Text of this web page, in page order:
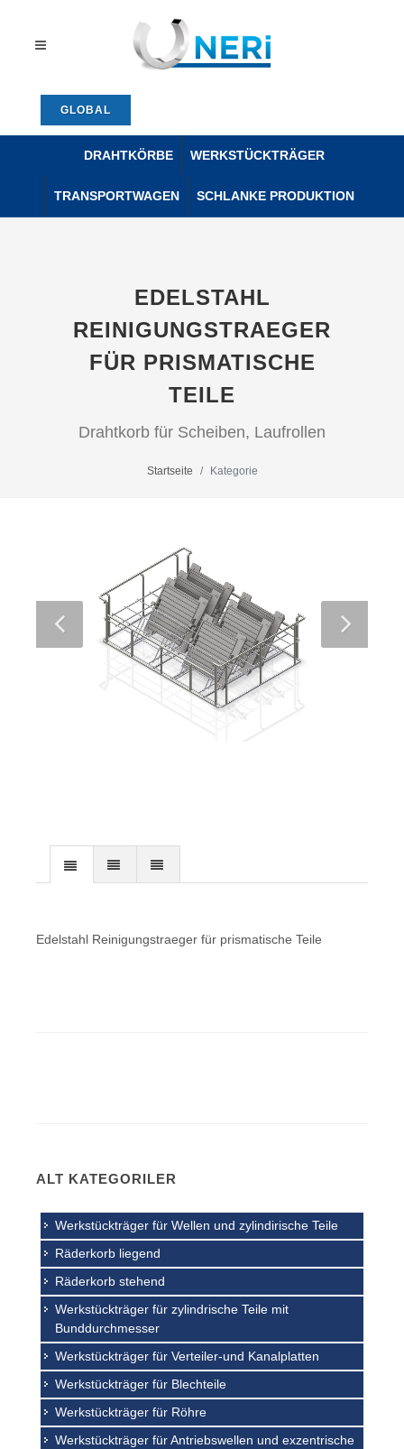
GLOBAL
DRAHTKÖRBE WERKSTÜCKTRÄGER
TRANSPORTWAGEN SCHLANKE PRODUKTION
EDELSTAHL
REINIGUNGSTRAEGER
FÜR PRISMATISCHE
TEILE
Drahtkorb für Scheiben, Laufrollen
Startseite Kategorie
Edelstahl Reinigungstraeger für prismatische Teile
ALT KATEGORILER
Werkstückträger für Wellen und zylindirische Teile
Räderkorb liegend
Räderkorb stehend
Werkstückträger für zylindrische Teile mit
Bunddurchmesser
Werkstückträger für Verteiler-und Kanalplatten
Werkstückträger für Blechteile
Werkstückträger für Röhre
Werkstückträger für Antriebswellen und exzentrische